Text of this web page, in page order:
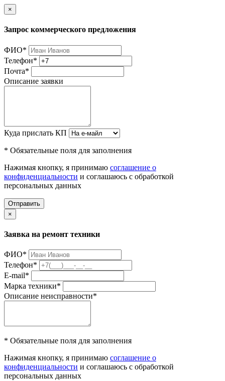
×
Запрос коммерческого предложения
ФИО*
Телефон*
Почта*
Описание заявки
Куда прислать КП
* Обязательные поля для заполнения
Нажимая кнопку, я принимаю соглашение о
конфиденциальности и соглашаюсь с обработкой
персональных данных
Отправить
×
Заявка на ремонт техники
ФИО*
Телефон*
E-mail*
Марка техники*
Описание неисправности*
* Обязательные поля для заполнения
Нажимая кнопку, я принимаю соглашение о
конфиденциальности и соглашаюсь с обработкой
персональных данных